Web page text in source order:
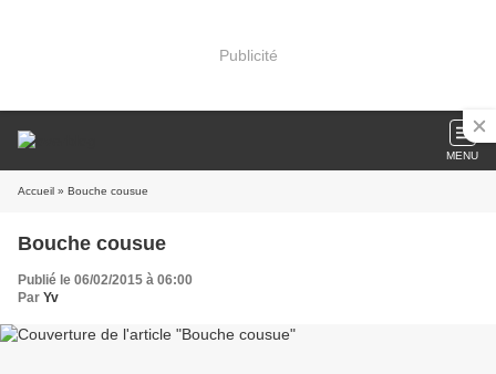
Publicité
MENU
Accueil » Bouche cousue
Bouche cousue
Publié le 06/02/2015 à 06:00
Par Yv